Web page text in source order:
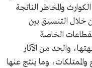
والمخاطر الناتجة
خلال التنسيق بين
الخاصة
والحد من الآثار
وما ينتج عنها